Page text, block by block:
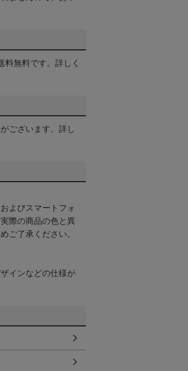
無料です。詳しく
ございます。詳し
よびスマートフォ
際の商品の色と異
ご了承ください。
インなどの仕様が